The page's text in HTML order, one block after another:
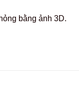
bằng ảnh 3D.